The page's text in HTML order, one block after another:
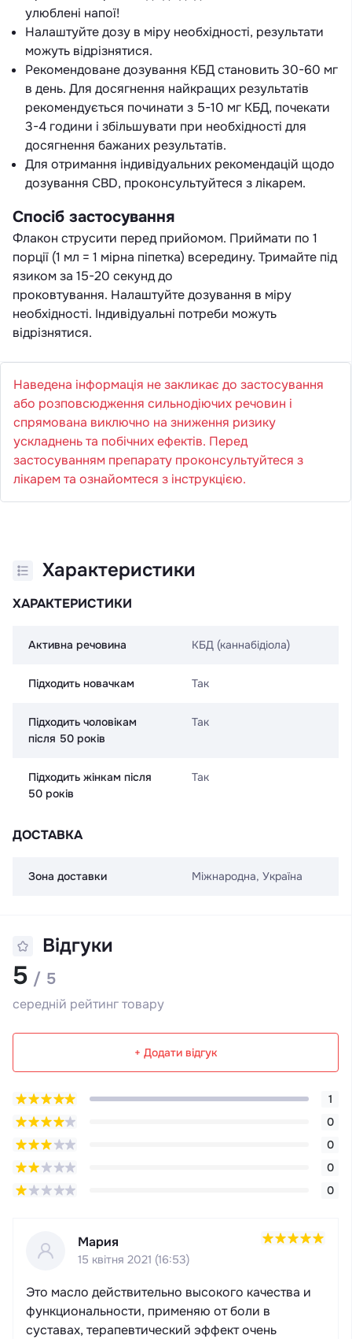
улюблені напої!
Налаштуйте дозу в міру необхідності, результати
можуть відрізнятися.
Рекомендоване дозування КБД становить 30-60 мг
в день. Для досягнення найкращих результатів
рекомендується починати з 5-10 мг КБД, почекати
3-4 години і збільшувати при необхідності для
досягнення бажаних результатів.
Для отримання індивідуальних рекомендацій щодо
дозування CBD, проконсультуйтеся з лікарем.
Спосіб застосування
Флакон струсити перед прийомом. Приймати по 1
порції (1 мл = 1 мірна піпетка) всередину. Тримайте під
язиком за 15-20 секунд до
проковтування. Налаштуйте дозування в міру
необхідності. Індивідуальні потреби можуть
відрізнятися.
Наведена інформація не закликає до застосування
або розповсюдження сильнодіючих речовин і
спрямована виключно на зниження ризику
ускладнень та побічних ефектів. Перед
застосуванням препарату проконсультуйтеся з
лікарем та ознайомтеся з інструкцією.
Характеристики
ХАРАКТЕРИСТИКИ
Активна речовина КБД (каннабідіола)
Підходить новачкам Так
Підходить чоловікам
після 50 років
Так
Підходить жінкам після
50 років
Так
ДОСТАВКА
Зона доставки Міжнародна, Україна
Відгуки
5 / 5
середній рейтинг товару
+ Додати відгук
1
0
0
0
0
Мария
15 квітня 2021 (16:53)
Это масло действительно высокого качества и
функциональности, применяю от боли в
суставах, терапевтический эффект очень